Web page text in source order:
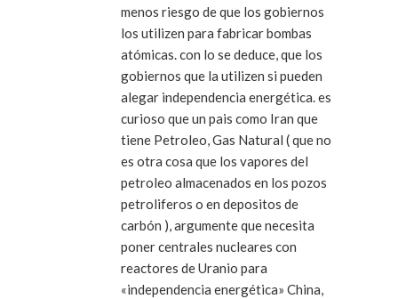
menos riesgo de que los gobiernos
los utilizen para fabricar bombas
atómicas. con lo se deduce, que los
gobiernos que la utilizen si pueden
alegar independencia energética. es
curioso que un pais como Iran que
tiene Petroleo, Gas Natural ( que no
es otra cosa que los vapores del
petroleo almacenados en los pozos
petroliferos o en depositos de
carbón ), argumente que necesita
poner centrales nucleares con
reactores de Uranio para
«independencia energética» China,